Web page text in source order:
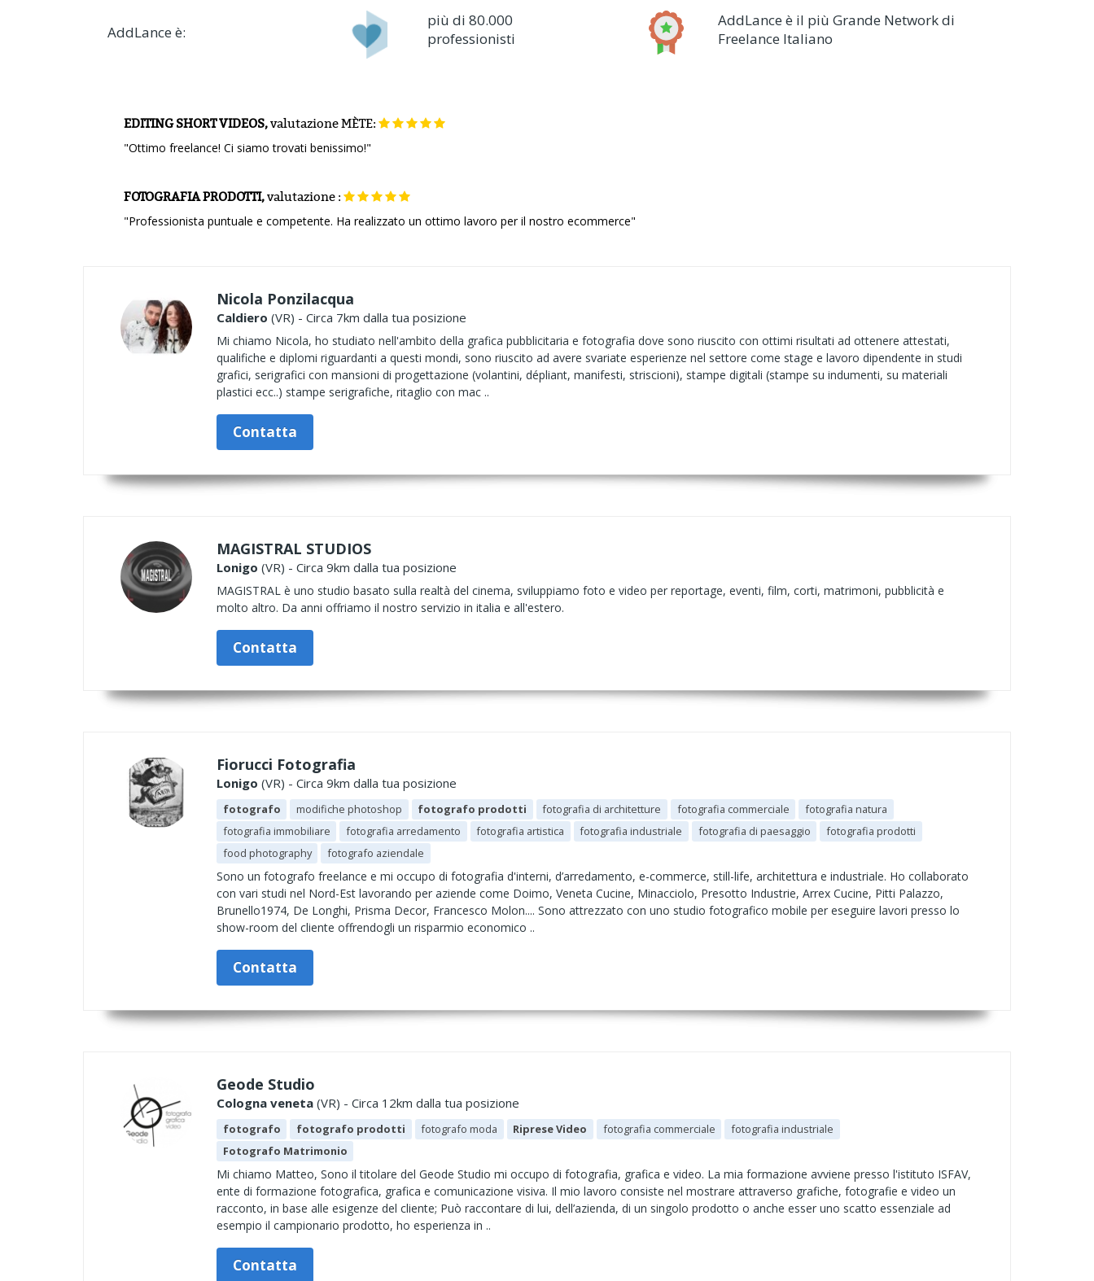
AddLance è:
più di 80.000
professionisti
AddLance è il più Grande Network di
Freelance Italiano
EDITING SHORT VIDEOS,valutazioneMÈTE:
"Ottimo freelance! Ci siamo trovati benissimo!"
FOTOGRAFIA PRODOTTI,valutazione:
"Professionista puntuale e competente. Ha realizzato un ottimo lavoro per il nostro ecommerce"
Nicola Ponzilacqua
Caldiero (VR) - Circa 7km dalla tua posizione
Mi chiamo Nicola, ho studiato nell'ambito della grafica pubblicitaria e fotografia dove sono riuscito con ottimi risultati ad ottenere attestati,
qualifiche e diplomi riguardanti a questi mondi, sono riuscito ad avere svariate esperienze nel settore come stage e lavoro dipendente in studi
grafici, serigrafici con mansioni di progettazione (volantini, dépliant, manifesti, striscioni), stampe digitali (stampe su indumenti, su materiali
plastici ecc..) stampe serigrafiche, ritaglio con mac ..
Contatta
MAGISTRAL STUDIOS
Lonigo (VR) - Circa 9km dalla tua posizione
MAGISTRAL è uno studio basato sulla realtà del cinema, sviluppiamo foto e video per reportage, eventi, film, corti, matrimoni, pubblicità e
molto altro. Da anni offriamo il nostro servizio in italia e all'estero.
Contatta
Fiorucci Fotografia
Lonigo (VR) - Circa 9km dalla tua posizione
fotografo modifiche photoshop fotografo prodotti fotografia di architetture fotografia commerciale
fotografia natura
fotografia immobiliare
fotografia arredamento fotografia artistica fotografia industriale fotografia di paesaggio
fotografia prodotti
food photography
fotografo aziendale
Sono un fotografo freelance e mi occupo di fotografia d'interni, d’arredamento, e-commerce, still-life, architettura e industriale. Ho collaborato
con vari studi nel Nord-Est lavorando per aziende come Doimo, Veneta Cucine, Minacciolo, Presotto Industrie, Arrex Cucine, Pitti Palazzo,
Brunello1974, De Longhi, Prisma Decor, Francesco Molon.... Sono attrezzato con uno studio fotografico mobile per eseguire lavori presso lo
show-room del cliente offrendogli un risparmio economico ..
Contatta
Geode Studio
Cologna veneta (VR) - Circa 12km dalla tua posizione
fotografo fotografo prodotti fotografo moda Riprese Video fotografia commerciale
fotografia industriale
Fotografo Matrimonio
Mi chiamo Matteo, Sono il titolare del Geode Studio mi occupo di fotografia, grafica e video. La mia formazione avviene presso l'istituto ISFAV,
ente di formazione fotografica, grafica e comunicazione visiva. Il mio lavoro consiste nel mostrare attraverso grafiche, fotografie e video un
racconto, in base alle esigenze del cliente; Può raccontare di lui, dell’azienda, di un singolo prodotto o anche esser uno scatto essenziale ad
esempio il campionario prodotto, ho esperienza in ..
Contatta